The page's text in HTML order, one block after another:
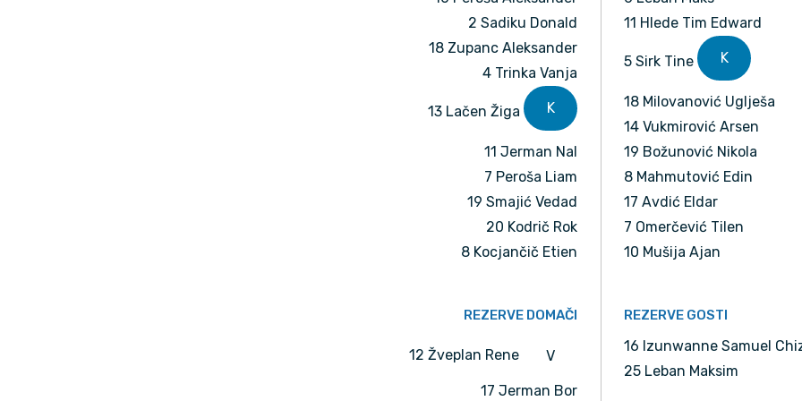
2 Sadiku Donald
18 Zupanc Aleksander
4 Trinka Vanja
13 Lačen Žiga K
11 Jerman Nal
7 Peroša Liam
19 Smajić Vedad
20 Kodrič Rok
8 Kocjančič Etien
11 Hlede Tim Edward
5 Sirk Tine K
18 Milovanović Uglješa
14 Vukmirović Arsen
19 Božunović Nikola
8 Mahmutović Edin
17 Avdić Eldar
7 Omerčević Tilen
10 Mušija Ajan
REZERVE DOMAČI
12 Žveplan Rene V
17 Jerman Bor
REZERVE GOSTI
16 Izunwanne Samuel
25 Leban Maksim